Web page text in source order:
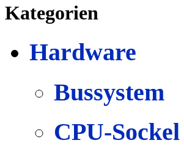
Kategorien
Hardware
Bussystem
CPU-Sockel